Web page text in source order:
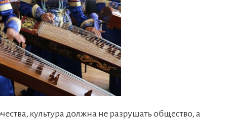
культура должна не разрушать общество, а